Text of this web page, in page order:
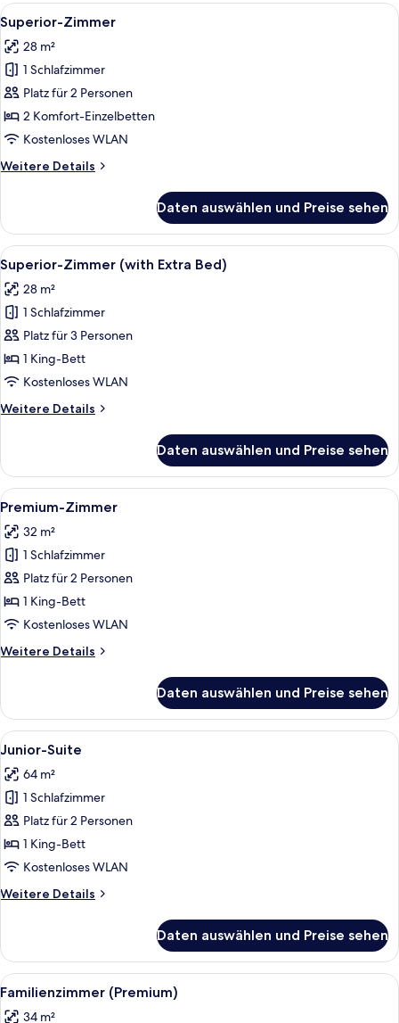
Alle
Fotos
für
Superior-
Zimmer
anzeigen
Ein modernes Hotelzimmer mit
13
Superior-Zimmer
28 m²
1 Schlafzimmer
Platz für 2 Personen
2 Komfort-Einzelbetten
Kostenloses WLAN
Weitere Details
Weitere
Zimmer
Daten auswählen und Preise sehen
Alle
Fotos
für
Superior-
Zimmer
(with
Extra
anzeigen
Ein Hotelzimmer mit einem großen
7
Superior-Zimmer (with Extra Bed)
28 m²
1 Schlafzimmer
Platz für 3 Personen
1 King-Bett
Kostenloses WLAN
Weitere Details
Weitere
Zimmer
(with
Extra
Daten auswählen und Preise sehen
Alle
Fotos
für
Premium-
Zimmer
anzeigen
Ein Hotelzimmer mit einem Bett,
9
Premium-Zimmer
32 m²
1 Schlafzimmer
Platz für 2 Personen
1 King-Bett
Kostenloses WLAN
Weitere Details
Weitere
Zimmer
Daten auswählen und Preise sehen
Alle
Fotos
für
Junior-
Suite
anzeigen
Ein modernes Hotelzimmer mit
7
Junior-Suite
64 m²
1 Schlafzimmer
Platz für 2 Personen
1 King-Bett
Kostenloses WLAN
Weitere Details
Weitere
Suite
Daten auswählen und Preise sehen
Alle
Fotos
Ein modernes Badezimmer mit
4
Familienzimmer (Premium)
34 m²